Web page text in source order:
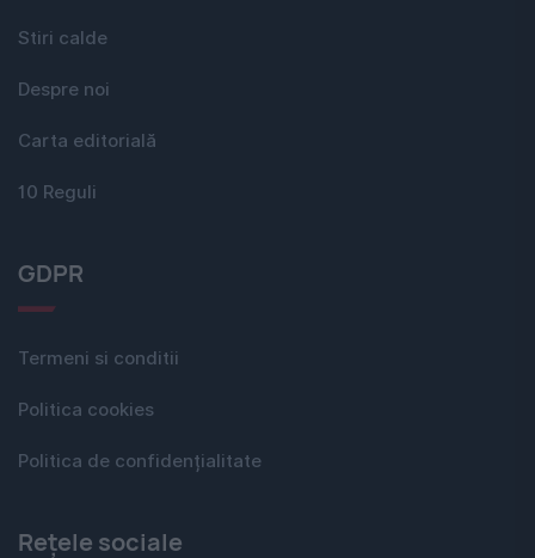
Stiri calde
Despre noi
Carta editorială
10 Reguli
GDPR
Termeni si conditii
Politica cookies
Politica de confidențialitate
Rețele sociale